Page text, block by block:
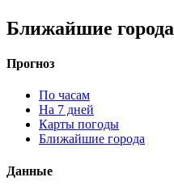
Ближайшие города
Прогноз
По часам
На 7 дней
Карты погоды
Ближайшие города
Данные